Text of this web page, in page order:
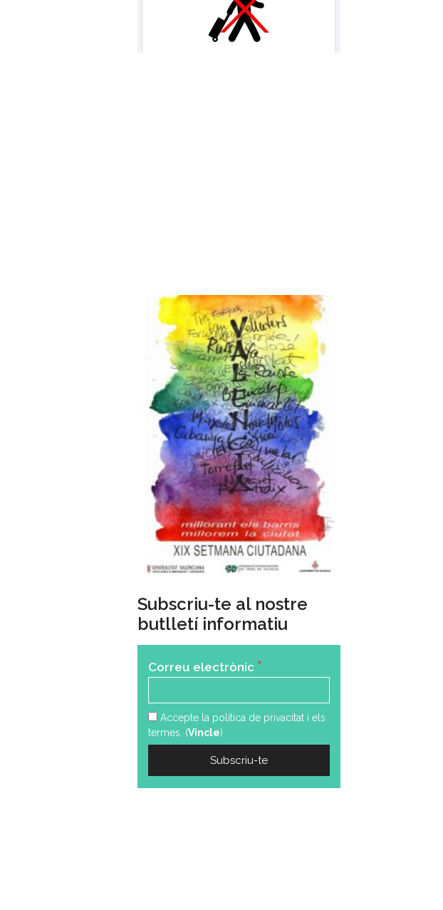
Subscriu-te al nostre
butlletí informatiu
Correu electrònic *
Accepte la política de privacitat i els
termes. (Vincle)